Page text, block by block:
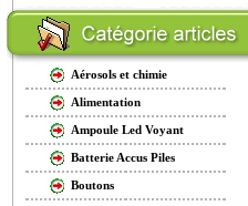
Aérosols et chimie
Alimentation
Ampoule Led Voyant
Batterie Accus Piles
Boutons